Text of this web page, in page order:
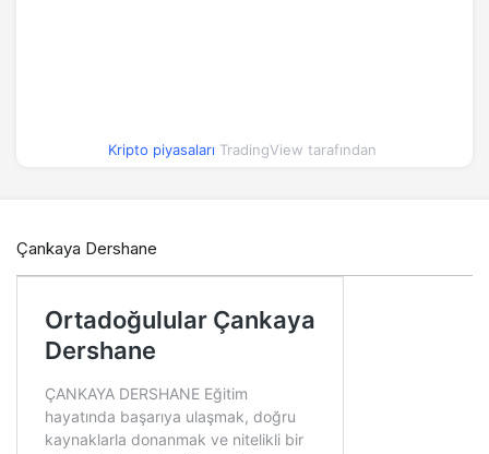
Kripto piyasaları TradingView tarafından
Çankaya Dershane